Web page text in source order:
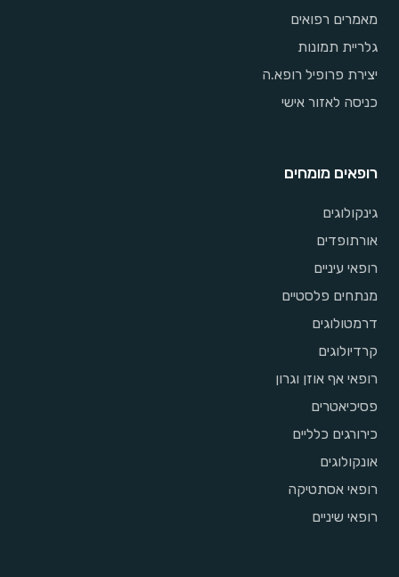
מאמרים רפואים
גלריית תמונות
יצירת פרופיל רופא.ה
כניסה לאזור אישי
רופאים מומחים
גינקולוגים
אורתופדים
רופאי עיניים
מנתחים פלסטיים
דרמטולוגים
קרדיולוגים
רופאי אף אוזן וגרון
פסיכיאטרים
כירורגים כלליים
אונקולוגים
רופאי אסתטיקה
רופאי שיניים